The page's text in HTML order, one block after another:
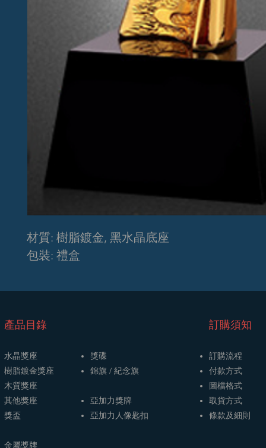
材質: 樹脂鍍金, 黑水晶底座
包裝: 禮盒
​產品目錄
水晶獎座
樹脂鍍金獎座
木質獎座
其他獎座
獎盃
金屬獎牌
獎碟
​​錦旗 / 紀念旗
亞加力獎牌
​亞加力人像匙扣
訂購須知
訂購流程
​付款方式
圖檔格式
取貨方式
條款及細則